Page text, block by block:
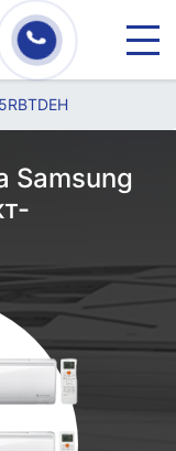
Samsung